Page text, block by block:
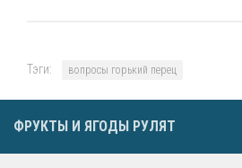
Тэги: вопросы горький перец
ФРУКТЫ И ЯГОДЫ РУЛЯТ